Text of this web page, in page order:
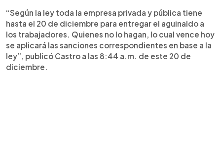
“Según la ley toda la empresa privada y pública tiene
hasta el 20 de diciembre para entregar el aguinaldo a
los trabajadores. Quienes no lo hagan, lo cual vence hoy
se aplicará las sanciones correspondientes en base a la
ley”, publicó Castro a las 8:44 a.m. de este 20 de
diciembre.